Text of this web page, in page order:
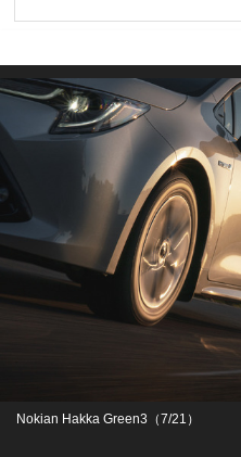
Nokian Hakka Green3（7/21）